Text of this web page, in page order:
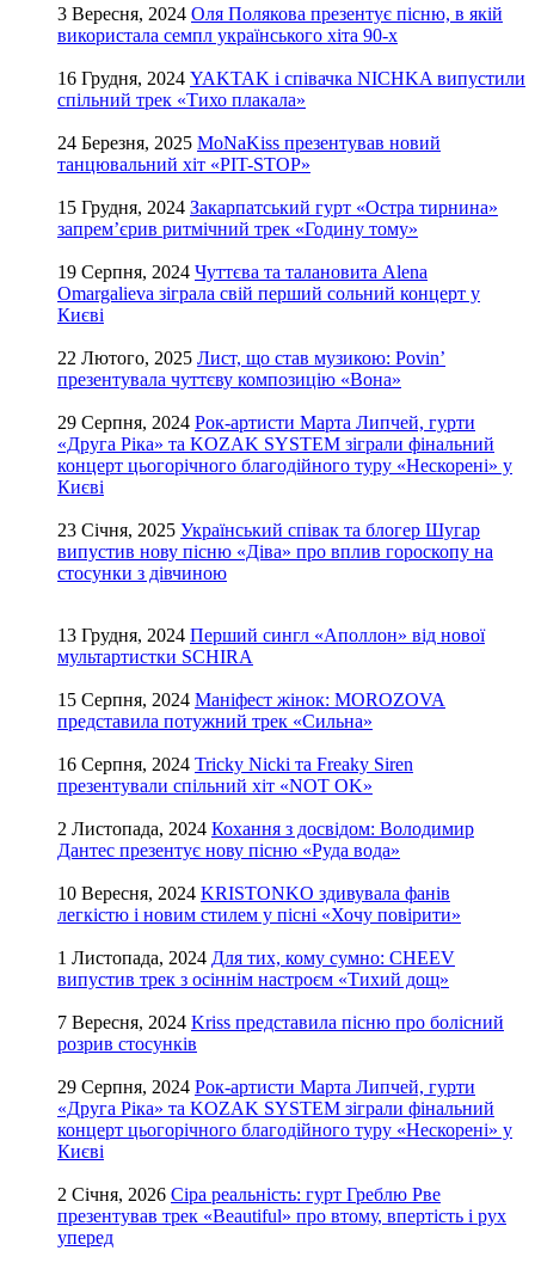
3 Вересня, 2024 Оля Полякова презентує пісню, в якій
використала семпл українського хіта 90-х
16 Грудня, 2024 YAKTAK і співачка NICHKA випустили
спільний трек «Тихо плакала»
24 Березня, 2025 MoNaKiss презентував новий
танцювальний хіт «PIT-STOP»
15 Грудня, 2024 Закарпатський гурт «Остра тирнина»
запрем’єрив ритмічний трек «Годину тому»
19 Серпня, 2024 Чуттєва та талановита Alena
Omargalieva зіграла свій перший сольний концерт у
Києві
22 Лютого, 2025 Лист, що став музикою: Povin’
презентувала чуттєву композицію «Вона»
29 Серпня, 2024 Рок-артисти Марта Липчей, гурти
«Друга Ріка» та KOZAK SYSTEM зіграли фінальний
концерт цьогорічного благодійного туру «Нескорені» у
Києві
23 Січня, 2025 Український співак та блогер Шугар
випустив нову пісню «Діва» про вплив гороскопу на
стосунки з дівчиною
13 Грудня, 2024 Перший сингл «Аполлон» від нової
мультартистки SCHIRA
15 Серпня, 2024 Маніфест жінок: MOROZOVA
представила потужний трек «Сильна»
16 Серпня, 2024 Tricky Nicki та Freaky Siren
презентували спільний хіт «NOT OK»
2 Листопада, 2024 Кохання з досвідом: Володимир
Дантес презентує нову пісню «Руда вода»
10 Вересня, 2024 KRISTONKO здивувала фанів
легкістю і новим стилем у пісні «Хочу повірити»
1 Листопада, 2024 Для тих, кому сумно: CHEEV
випустив трек з осіннім настроєм «Тихий дощ»
7 Вересня, 2024 Kriss представила пісню про болісний
розрив стосунків
29 Серпня, 2024 Рок-артисти Марта Липчей, гурти
«Друга Ріка» та KOZAK SYSTEM зіграли фінальний
концерт цьогорічного благодійного туру «Нескорені» у
Києві
2 Січня, 2026 Сіра реальність: гурт Греблю Рве
презентував трек «Beautiful» про втому, впертість і рух
уперед